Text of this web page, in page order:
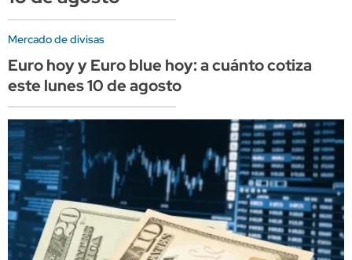
Mercado de divisas
Euro hoy y Euro blue hoy: a cuánto cotiza
este lunes 10 de agosto